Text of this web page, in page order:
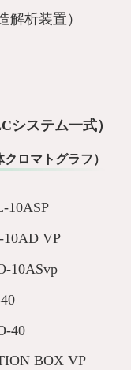
解析装置）
システム一式）
ロマトグラフ）
10ASP
10AD VP
10ASvp
40
BOX VP